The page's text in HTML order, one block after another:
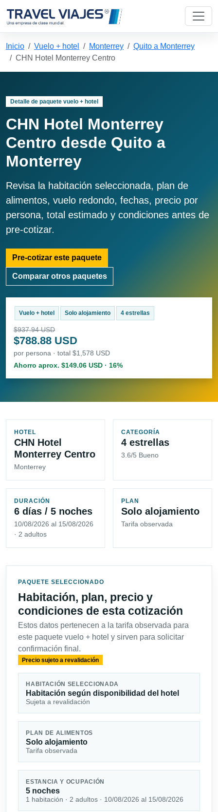
Inicio Vuelo + hotel Monterrey
Quito a Monterrey
CHN Hotel Monterrey Centro
Detalle de paquete vuelo + hotel
CHN Hotel Monterrey
Centro desde Quito a
Monterrey
Revisa la habitación seleccionada, plan de
alimentos, vuelo redondo, fechas, precio por
persona, total estimado y condiciones antes de
pre-cotizar.
Pre-cotizar este paquete
Comparar otros paquetes
Vuelo + hotel Solo alojamiento 4 estrellas
$937.94 USD
$788.88 USD
por persona · total $1,578 USD
Ahorro aprox. $149.06 USD · 16%
HOTEL
CHN Hotel
Monterrey Centro
Monterrey
CATEGORÍA
4 estrellas
3.6/5 Bueno
DURACIÓN
6 días / 5 noches
10/08/2026 al 15/08/2026
· 2 adultos
PLAN
Solo alojamiento
Tarifa observada
PAQUETE SELECCIONADO
Habitación, plan, precio y
condiciones de esta cotización
Estos datos pertenecen a la tarifa observada para
este paquete vuelo + hotel y sirven para solicitar
confirmación final.
Precio sujeto a revalidación
HABITACIÓN SELECCIONADA
Habitación según disponibilidad del hotel
Sujeta a revalidación
PLAN DE ALIMENTOS
Solo alojamiento
Tarifa observada
ESTANCIA Y OCUPACIÓN
5 noches
1 habitación · 2 adultos · 10/08/2026 al 15/08/2026